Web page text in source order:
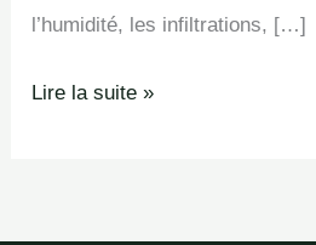
l’humidité, les infiltrations, […]
Lire la suite »